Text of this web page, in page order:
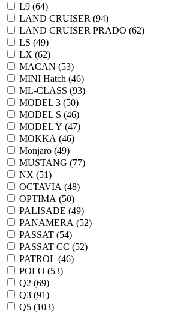
L9 (64)
LAND CRUISER (94)
LAND CRUISER PRADO (62)
LS (49)
LX (62)
MACAN (53)
MINI Hatch (46)
ML-CLASS (93)
MODEL 3 (50)
MODEL S (46)
MODEL Y (47)
MOKKA (46)
Monjaro (49)
MUSTANG (77)
NX (51)
OCTAVIA (48)
OPTIMA (50)
PALISADE (49)
PANAMERA (52)
PASSAT (54)
PASSAT CC (52)
PATROL (46)
POLO (53)
Q2 (69)
Q3 (91)
Q5 (103)